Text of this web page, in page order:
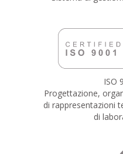
ISO
Progettazione,
di rappresentazioni
di